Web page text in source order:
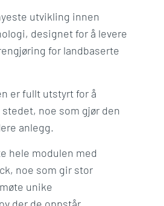
utvikling innen
designet for å levere
for landbaserte
er fullt utstyrt for å
noe som gjør den
anlegg.
hele modulen med
noe som gir stor
unike